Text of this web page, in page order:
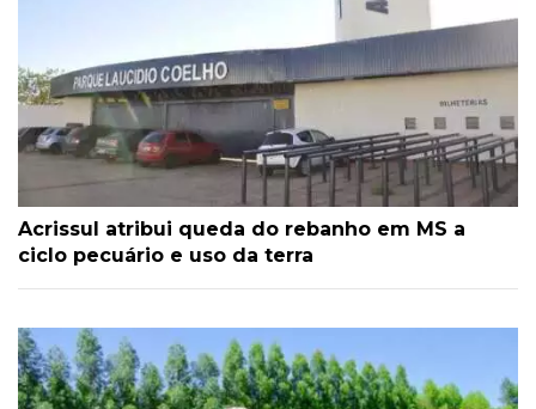
Acrissul atribui queda do rebanho em MS a
ciclo pecuário e uso da terra